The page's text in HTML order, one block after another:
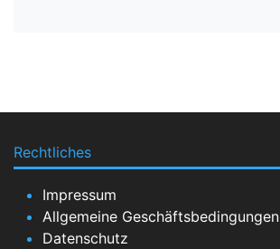
Rechtliches
Impressum
Allgemeine Geschäftsbedingungen
Datenschutz